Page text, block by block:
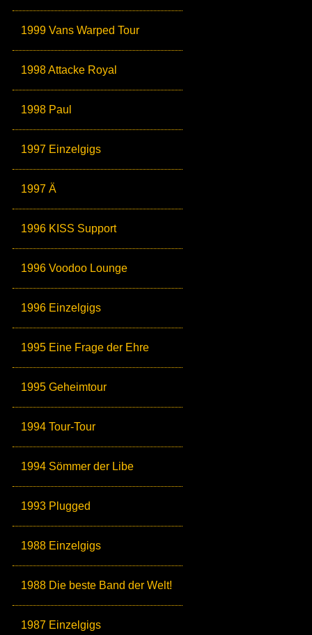
1999 Vans Warped Tour
1998 Attacke Royal
1998 Paul
1997 Einzelgigs
1997 Ä
1996 KISS Support
1996 Voodoo Lounge
1996 Einzelgigs
1995 Eine Frage der Ehre
1995 Geheimtour
1994 Tour-Tour
1994 Sömmer der Libe
1993 Plugged
1988 Einzelgigs
1988 Die beste Band der Welt!
1987 Einzelgigs